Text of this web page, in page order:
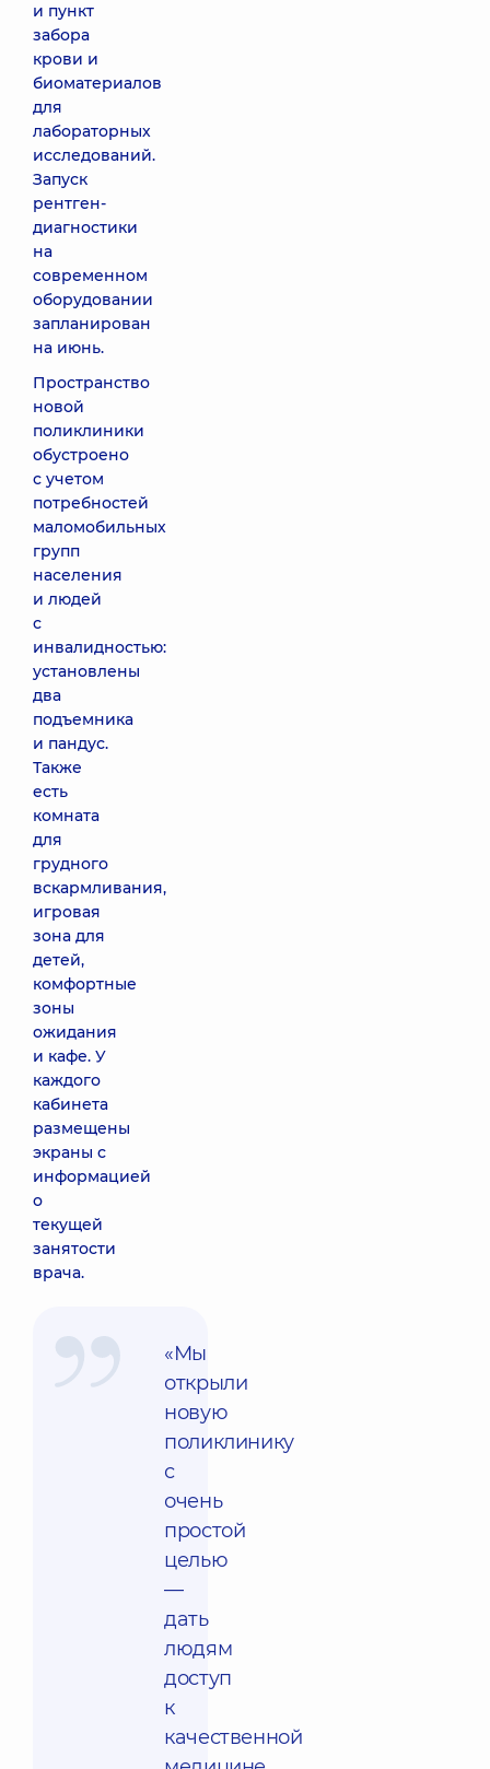
и пункт
забора
крови и
биоматериалов
для
лабораторных
исследований.
Запуск
рентген-
диагностики
на
современном
оборудовании
запланирован
на июнь.
Пространство
новой
поликлиники
обустроено
с учетом
потребностей
маломобильных
групп
населения
и людей
с
инвалидностью:
установлены
два
подъемника
и пандус.
Также
есть
комната
для
грудного
вскармливания,
игровая
зона для
детей,
комфортные
зоны
ожидания
и кафе. У
каждого
кабинета
размещены
экраны с
информацией
о
текущей
занятости
врача.
«Мы
открыли
новую
поликлинику
с
очень
простой
целью
—
дать
людям
доступ
к
качественной